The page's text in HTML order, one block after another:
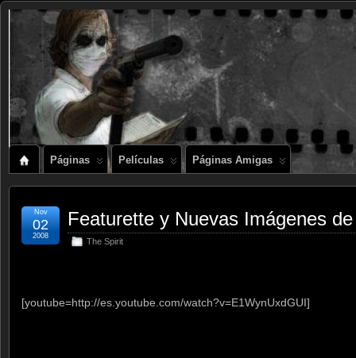
Páginas Películas Páginas Amigas
Featurette y Nuevas Imágenes
The Spirit
Nov
02
2008
[youtube=http://es.youtube.com/watch?v=E1WynUxdGUI]